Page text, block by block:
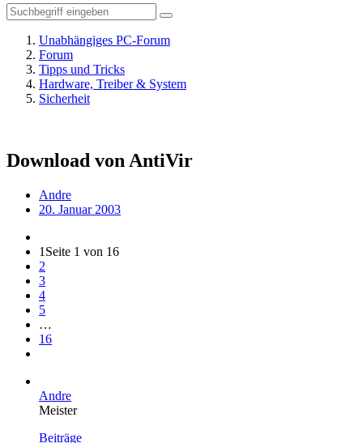
Unabhängiges PC-Forum
Forum
Tipps und Tricks
Hardware, Treiber & System
Sicherheit
Download von AntiVir
Andre
20. Januar 2003
1 Seite 1 von 16
2
3
4
5
…
16
Andre
Meister
Beiträge